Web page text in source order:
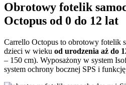
Obrotowy fotelik
Octopus od 0 do 12 lat
Carrello Octopus to obrotowy fotelik
dzieci w wieku od urodzenia aż do
– 150 cm). Wyposażony w system
system ochrony bocznej SPS i